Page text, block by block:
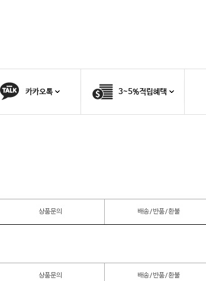
상품문의 배송/반품/환불
상품문의 배송/반품/환불